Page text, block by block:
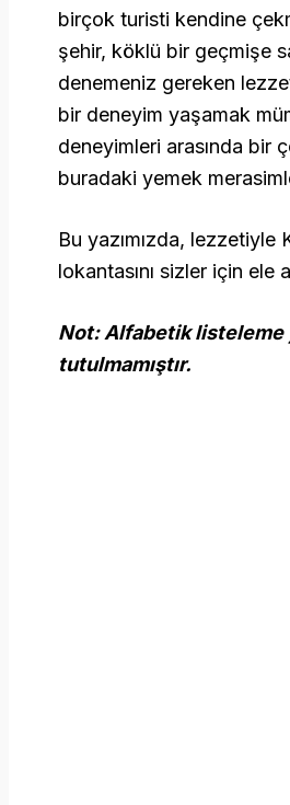
birçok turisti kendine
şehir, köklü bir geçmişe
denemeniz gereken
bir deneyim yaşamak
deneyimleri arasında bir
buradaki yemek
Bu yazımızda, lezzetiyle
lokantasını sizler için ele
Not: Alfabetik listeleme
tutulmamıştır.